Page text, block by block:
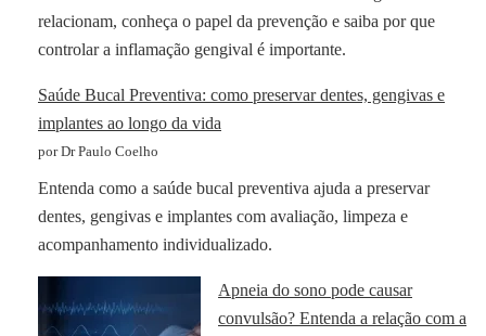
relacionam, conheça o papel da prevenção e saiba por que
controlar a inflamação gengival é importante.
Saúde Bucal Preventiva: como preservar dentes, gengivas e
implantes ao longo da vida
por Dr Paulo Coelho
Entenda como a saúde bucal preventiva ajuda a preservar
dentes, gengivas e implantes com avaliação, limpeza e
acompanhamento individualizado.
Apneia do sono pode causar
convulsão? Entenda a relação com a